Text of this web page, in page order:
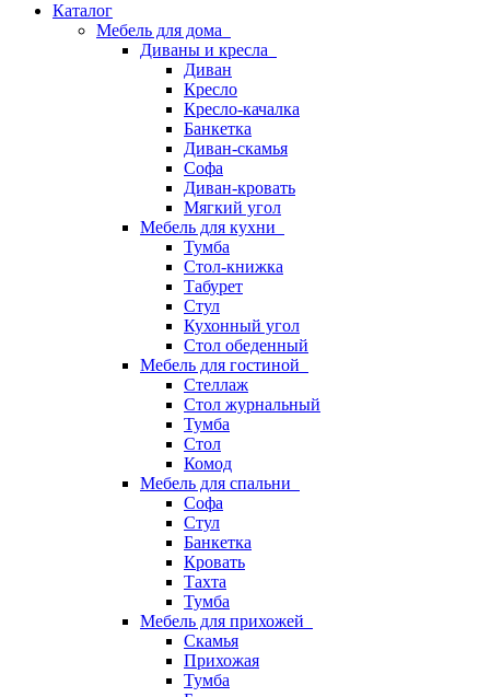
Каталог
Мебель для дома
Диваны и кресла
Диван
Кресло
Кресло-качалка
Банкетка
Диван-скамья
Софа
Диван-кровать
Мягкий угол
Мебель для кухни
Тумба
Стол-книжка
Табурет
Стул
Кухонный угол
Стол обеденный
Мебель для гостиной
Стеллаж
Стол журнальный
Тумба
Стол
Комод
Мебель для спальни
Софа
Стул
Банкетка
Кровать
Тахта
Тумба
Мебель для прихожей
Скамья
Прихожая
Тумба